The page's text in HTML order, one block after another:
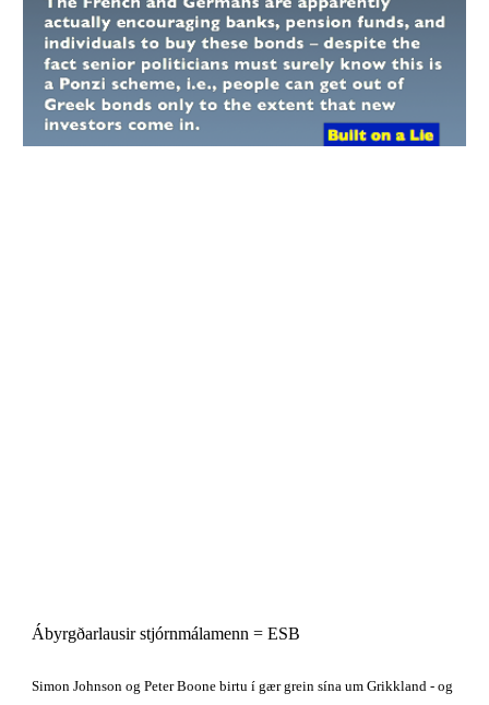
Ábyrgðarlausir stjórnmálamenn = ESB
Simon Johnson og Peter Boone birtu í gær grein sína um Grikkland - og